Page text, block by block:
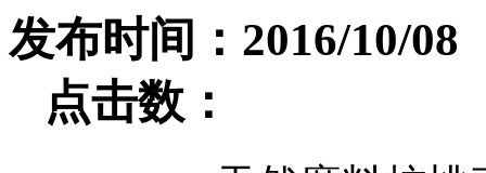
发布时间：2016/10/
点击数：